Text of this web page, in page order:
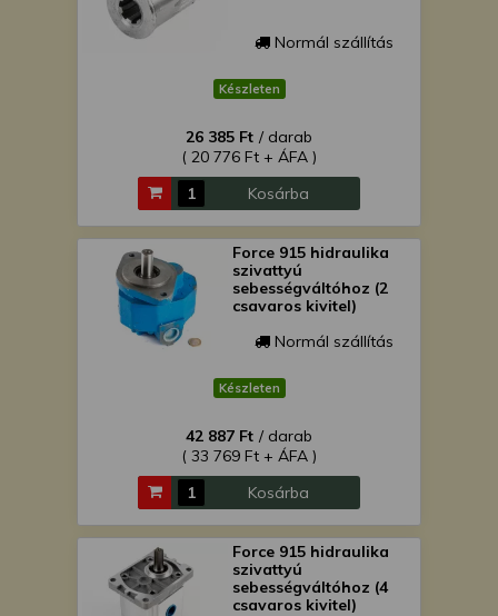
Normál szállítás
Készleten
26 385 Ft / darab
( 20 776 Ft + ÁFA )
Kosárba
Force 915 hidraulika
szivattyú
sebességváltóhoz (2
csavaros kivitel)
Normál szállítás
Készleten
42 887 Ft / darab
( 33 769 Ft + ÁFA )
Kosárba
Force 915 hidraulika
szivattyú
sebességváltóhoz (4
csavaros kivitel)